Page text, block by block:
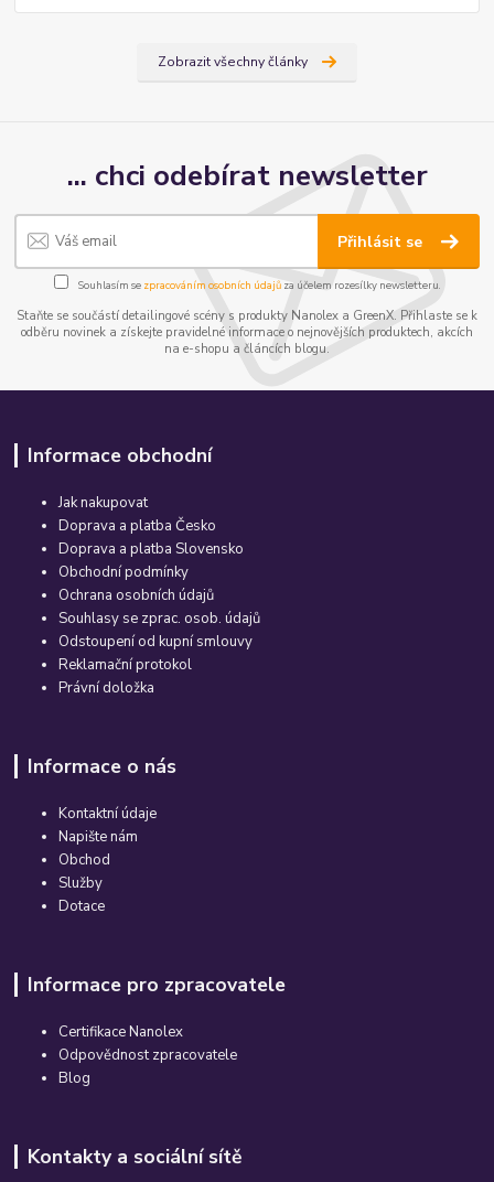
Zobrazit všechny články
... chci odebírat newsletter
Přihlásit se
Souhlasím se zpracováním osobních údajůza účelem rozesílky newsletteru.
Staňte se součástí detailingové scény s produkty Nanolex a GreenX. Přihlaste se k
odběru novinek a získejte pravidelné informace o nejnovějších produktech, akcích
na e-shopu a článcích blogu.
Informace obchodní
Jak nakupovat
Doprava a platba Česko
Doprava a platba Slovensko
Obchodní podmínky
Ochrana osobních údajů
Souhlasy se zprac. osob. údajů
Odstoupení od kupní smlouvy
Reklamační protokol
Právní doložka
Informace o nás
Kontaktní údaje
Napište nám
Obchod
Služby
Dotace
Informace pro zpracovatele
Certifikace Nanolex
Odpovědnost zpracovatele
Blog
Kontakty a sociální sítě